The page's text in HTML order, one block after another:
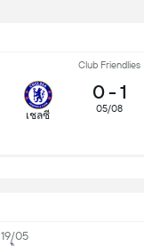
Club Friendlies
เชลซี
0- 1
05/08
19/05